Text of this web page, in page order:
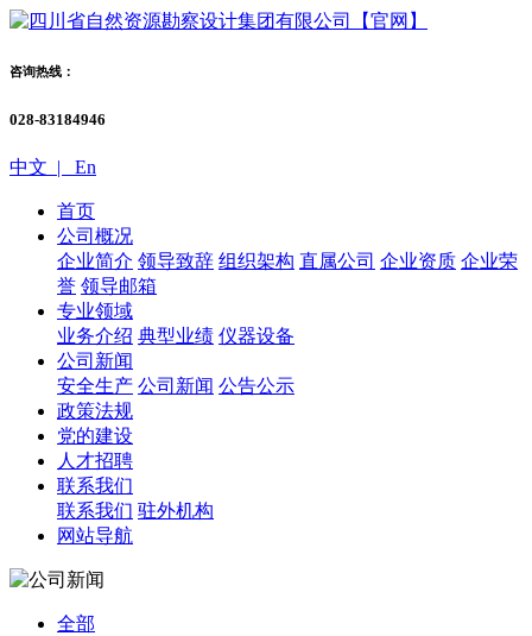
咨询热线：
028-83184946
中文 | En
首页
公司概况
企业简介 领导致辞 组织架构 直属公司 企业资质 企业荣
誉 领导邮箱
专业领域
业务介绍 典型业绩 仪器设备
公司新闻
安全生产 公司新闻 公告公示
政策法规
党的建设
人才招聘
联系我们
联系我们 驻外机构
网站导航
全部